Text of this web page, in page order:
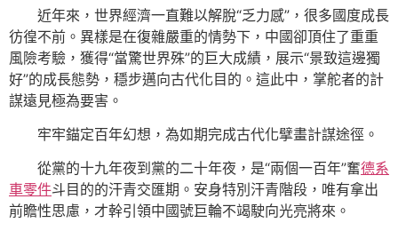
近年來，世界經濟一直難以解脫“乏力感”，很多國度成長
彷徨不前。異樣是在復雜嚴重的情勢下，中國卻頂住了重重
風險考驗，獲得“當驚世界殊”的巨大成績，展示“景致這邊獨
好”的成長態勢，穩步邁向古代化目的。這此中，掌舵者的計
謀遠見極為要害。
牢牢錨定百年幻想，為如期完成古代化擘畫計謀途徑。
從黨的十九年夜到黨的二十年夜，是“兩個一百年”奮德系
車零件斗目的的汗青交匯期。安身特別汗青階段，唯有拿出
前瞻性思慮，才幹引領中國號巨輪不竭駛向光亮將來。